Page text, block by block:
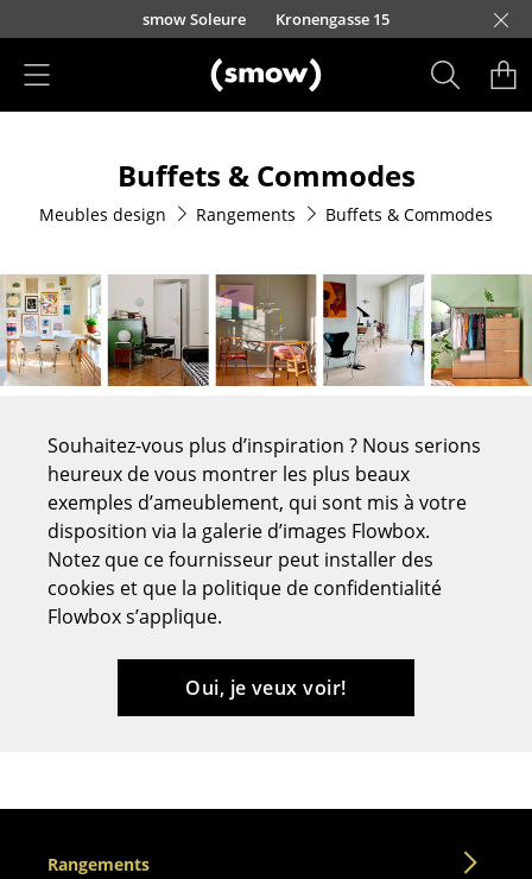
Accéder directement au contenu
smow Soleure Kronengasse 15
Chaises de cuisine & salle à manger
Canapés
Fauteuils
Fauteuils lounge
Chaises cantilever
Chaises et Tabourets de bar
Tabourets
Bancs & Chaises longues
Poufs poires
Buffets & Commodes
Meubles design Rangements Buffets & Commodes
Souhaitez-vous plus d’inspiration ? Nous serions
heureux de vous montrer les plus beaux
exemples d’ameublement, qui sont mis à votre
disposition via la galerie d’images Flowbox.
Notez que ce fournisseur peut installer des
cookies et que la politique de confidentialité
Flowbox s’applique.
Oui, je veux voir!
Rangements